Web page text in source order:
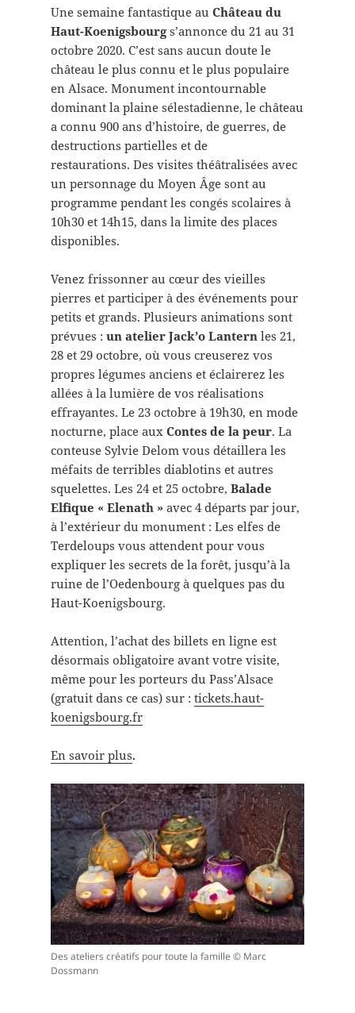
Une semaine fantastique au Château du
Haut-Koenigsbourgs’annonce du 21 au 31
octobre 2020. C’est sans aucun doute le
château le plus connu et le plus populaire
en Alsace. Monument incontournable
dominant la plaine sélestadienne, le château
a connu 900 ans d’histoire, de guerres, de
destructions partielles et de
restaurations. Des visites théâtralisées avec
un personnage du Moyen Âge sont au
programme pendant les congés scolaires à
10h30 et 14h15, dans la limite des places
disponibles.
Venez frissonner au cœur des vieilles
pierres et participer à des événements pour
petits et grands. Plusieurs animations sont
prévues : un atelier Jack’o Lanternles 21,
28 et 29 octobre, où vous creuserez vos
propres légumes anciens et éclairerez les
allées à la lumière de vos réalisations
effrayantes. Le 23 octobre à 19h30, en mode
nocturne, place aux Contes de la peur. La
conteuse Sylvie Delom vous détaillera les
méfaits de terribles diablotins et autres
squelettes. Les 24 et 25 octobre, Balade
Elfique « Elenath »avec 4 départs par jour,
à l’extérieur du monument : Les elfes de
Terdeloups vous attendent pour vous
expliquer les secrets de la forêt, jusqu’à la
ruine de l’Oedenbourg à quelques pas du
Haut-Koenigsbourg.
Attention, l’achat des billets en ligne est
désormais obligatoire avant votre visite,
même pour les porteurs du Pass’Alsace
(gratuit dans ce cas) sur : tickets.haut-
koenigsbourg.fr
En savoir plus.
Des ateliers créatifs pour toute la famille © Marc
Dossmann